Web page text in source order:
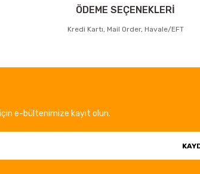
ÖDEME SEÇENEKLERİ
Kredi Kartı, Mail Order, Havale/EFT
e-bültenimize kayıt olun.